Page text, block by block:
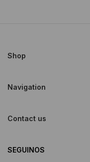
Shop
Navigation
Contact us
SEGUINOS